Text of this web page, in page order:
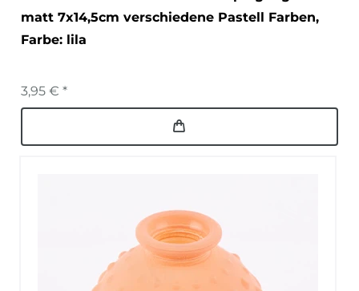
matt 7x14,5cm verschiedene Pastell Farben,
Farbe: lila
3,95 € *